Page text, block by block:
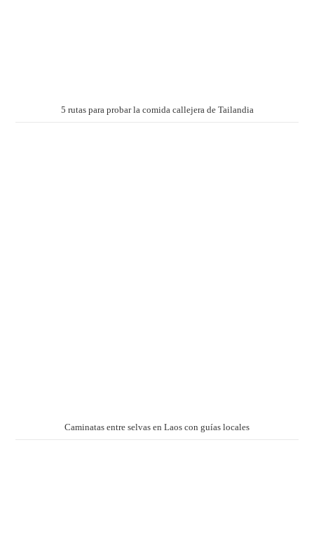
5 rutas para probar la comida callejera de Tailandia
Caminatas entre selvas en Laos con guías locales